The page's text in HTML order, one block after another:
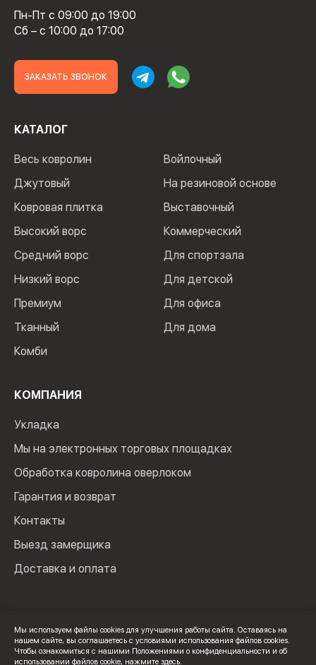
Пн-Пт с 09:00 до 19:00
Сб – с 10:00 до 17:00
ЗАКАЗАТЬ ЗВОНОК
КАТАЛОГ
Весь ковролин
Джутовый
Ковровая плитка
Высокий ворс
Средний ворс
Низкий ворс
Премиум
Тканный
Комби
Войлочный
На резиновой основе
Выставочный
Коммерческий
Для спортзала
Для детской
Для офиса
Для дома
КОМПАНИЯ
Укладка
Мы на электронных торговых площадках
Обработка ковролина оверлоком
Гарантия и возврат
Контакты
Выезд замерщика
Доставка и оплата
© 2024 Мир Ковролина. ИП Зверев Максим Ильич. ИНН:
100502600325
Мы используем файлы cookies для улучшения работы сайта. Оставаясь на
нашем сайте, вы соглашаетесь с условиями использования файлов cookies.
Чтобы ознакомиться с нашими Положениями о конфиденциальности и об
использовании файлов cookie, нажмите здесь.